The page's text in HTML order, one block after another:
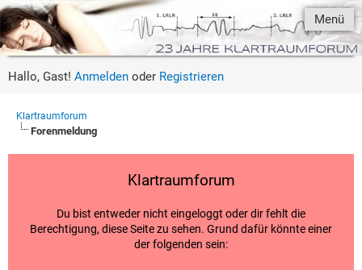
Menü
Hallo, Gast! Anmelden oder Registrieren
Klartraumforum
Forenmeldung
Klartraumforum
Du bist entweder nicht eingeloggt oder dir fehlt die
Berechtigung, diese Seite zu sehen. Grund dafür könnte einer
der folgenden sein: